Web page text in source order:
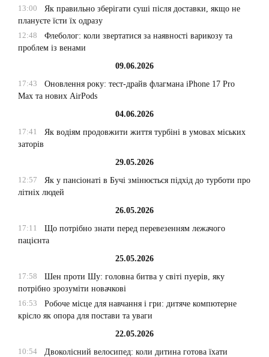
13:00
Як правильно зберігати суші після доставки, якщо не
плануєте їсти їх одразу
12:48
Флеболог: коли звертатися за наявності варикозу та
проблем із венами
09.06.2026
17:43
Оновлення року: тест-драйв флагмана iPhone 17 Pro
Max та нових AirPods
04.06.2026
17:41
Як водіям продовжити життя турбіні в умовах міських
заторів
29.05.2026
12:57
Як у пансіонаті в Бучі змінюється підхід до турботи про
літніх людей
26.05.2026
17:11
Що потрібно знати перед перевезенням лежачого
пацієнта
25.05.2026
17:58
Шен проти Шу: головна битва у світі пуерів, яку
потрібно зрозуміти новачкові
16:53
Робоче місце для навчання і гри: дитяче компютерне
крісло як опора для постави та уваги
22.05.2026
10:54
Двоколісний велосипед: коли дитина готова їхати